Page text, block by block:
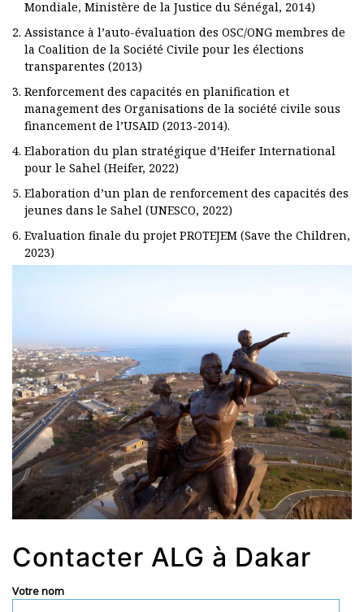
Mondiale, Ministère de la Justice du Sénégal, 2014)
Assistance à l’auto-évaluation des OSC/ONG membres de
la Coalition de la Société Civile pour les élections
transparentes (2013)
Renforcement des capacités en planification et
management des Organisations de la société civile sous
financement de l’USAID (2013-2014).
Elaboration du plan stratégique d’Heifer International
pour le Sahel (Heifer, 2022)
Elaboration d’un plan de renforcement des capacités des
jeunes dans le Sahel (UNESCO, 2022)
Evaluation finale du projet PROTEJEM (Save the Children,
2023)
Contacter ALG à Dakar
Votre nom